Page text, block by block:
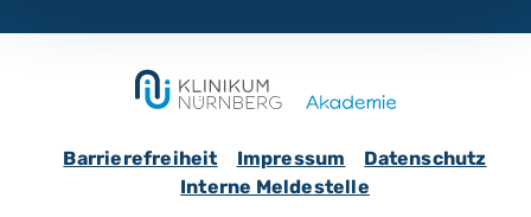
Barrierefreiheit Impressum
Datenschutz
Interne Meldestelle